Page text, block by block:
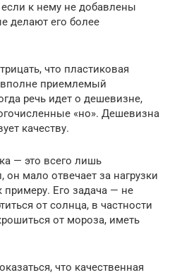
к нему не добавлены
делают его более
что пластиковая
приемлемый
речь идет о дешевизне,
«но». Дешевизна
качеству.
— это всего лишь
мало отвечает за нагрузки
примеру. Его задача — не
от солнца, в частности
от мороза, иметь
что качественная